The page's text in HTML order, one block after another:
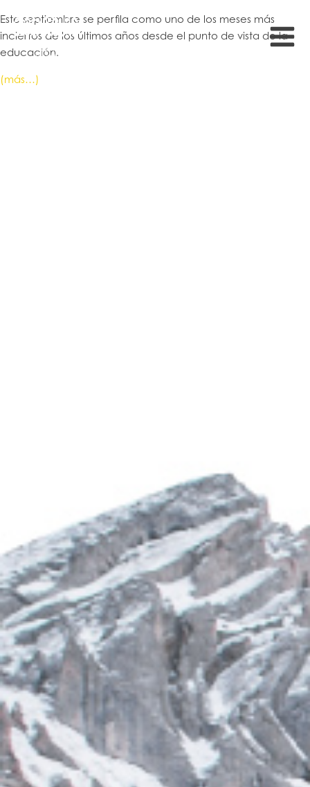
Este septiembre se perfila como uno de los meses más
inciertos de los últimos años desde el punto de vista de la
educación.
(más…)